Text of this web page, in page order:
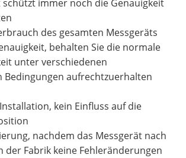
schützt immer noch die Genauigkeit
des gesamten Messgeräts
behalten Sie die normale
unter verschiedenen
Bedingungen aufrechtzuerhalten
kein Einfluss auf die
nachdem das Messgerät nach
der Fabrik keine Fehleränderungen